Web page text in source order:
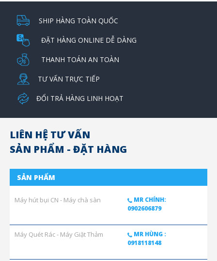
SHIP HÀNG TOÀN QUỐC
ĐẶT HÀNG ONLINE DỄ DÀNG
THANH TOÁN AN TOÀN
TƯ VẤN TRỰC TIẾP
ĐỔI TRẢ HÀNG LINH HOẠT
LIÊN HỆ TƯ VẤN
SẢN PHẨM - ĐẶT HÀNG
SẢN PHẨM
Máy hút bụi CN - Máy chà sàn
MR CHÍNH:
0902606879
Máy Quét Rác - Máy Giặt Thảm
MR HÙNG :
0918118148